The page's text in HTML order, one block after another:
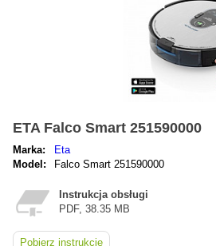
ETA Falco Smart 251590000
Marka:
Eta
Model:
Falco Smart 251590000
Instrukcja obsługi
PDF, 38.35 MB
Pobierz instrukcję